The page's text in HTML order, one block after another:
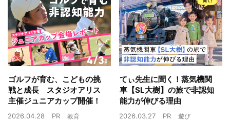
ゴルフが育む、こどもの挑
戦と成長 スタジオアリス
主催ジュニアカップ開催！
2026.04.28 PR 教育
てぃ先生に聞く！蒸気機関
車【SL大樹】の旅で非認知
能力が伸びる理由
2026.03.27 PR 遊び